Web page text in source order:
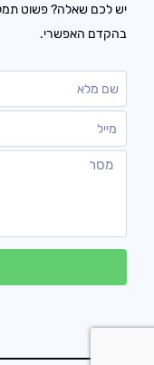
יש לכם שאלה? פשוט
בהקדם האפשרי.